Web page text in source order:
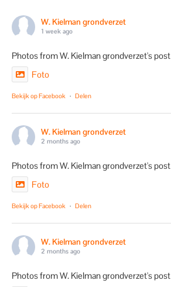
W. Kielman grondverzet
1 week ago
Photos from W. Kielman grondverzet's post
Foto
Bekijk op Facebook · Delen
W. Kielman grondverzet
2 months ago
Photos from W. Kielman grondverzet's post
Foto
Bekijk op Facebook · Delen
W. Kielman grondverzet
2 months ago
Photos from W. Kielman grondverzet's post